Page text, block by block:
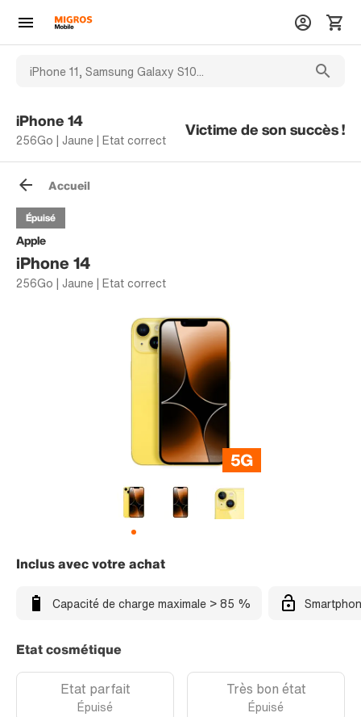
iPhone 14
256Go | Jaune | Etat correct
Victime de son succès !
Accueil
Apple
iPhone 14
256Go | Jaune | Etat correct
Épuisé
Inclus avec votre achat
Capacité de charge maximale > 85 %
Etat cosmétique
Etat parfait
Épuisé
Très bon état
Épuisé